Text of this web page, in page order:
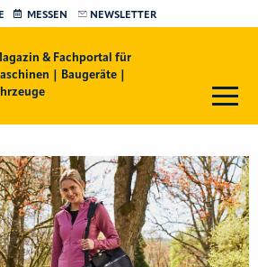
MESSEN NEWSLETTER
& Fachportal für
| Baugeräte |